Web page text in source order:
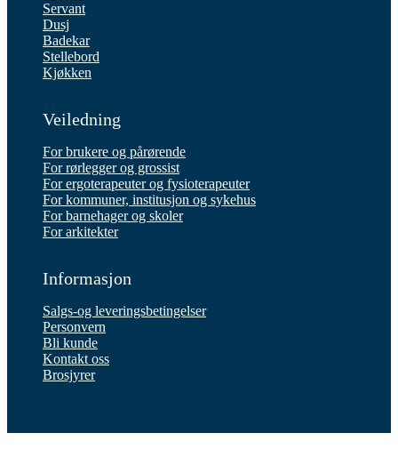
Servant
Dusj
Badekar
Stellebord
Kjøkken
Veiledning
For brukere og pårørende
For rørlegger og grossist
For ergoterapeuter og fysioterapeuter
For kommuner, institusjon og sykehus
For barnehager og skoler
For arkitekter
Informasjon
Salgs-og leveringsbetingelser
Personvern
Bli kunde
Kontakt oss
Brosjyrer